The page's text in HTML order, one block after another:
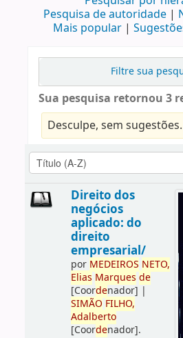
Pesquisa de autoridade
Mais popular
Filtre sua
Sua pesquisa retornou 3
Desculpe, sem sugestões.
Direito dos
negócios
aplicado: do
direito
empresarial/
por MEDEIROS NETO,
Elias Marques de
[Coordenador] |
SIMÃO FILHO,
Adalberto
[Coordenador].